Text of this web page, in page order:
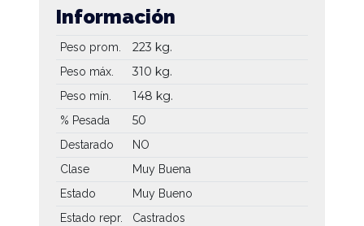
Información
Peso prom. 223 kg.
Peso máx. 310 kg.
Peso mín. 148 kg.
% Pesada 50
Destarado
NO
Clase
Muy Buena
Estado
Muy Bueno
Estado repr.
Castrados